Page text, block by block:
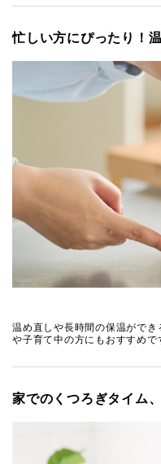
忙しい方にぴったり！
温め直しや長時間の保温がで
や子育て中の方にもおすすめで
家でのくつろぎタイム